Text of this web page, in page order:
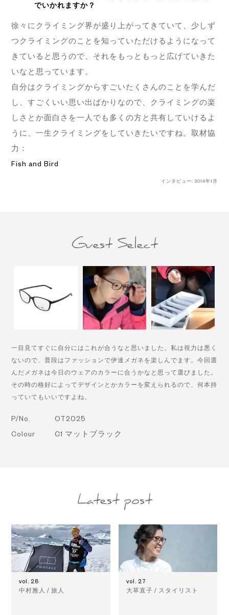
でいかれますか？
徐々にクライミング界が盛り上がってきていて、少しず
つクライミングのことを知っていただけるようになって
きていると思うので、それをもっともっと広げていきた
いなと思っています。
自分はクライミングからすごいたくさんのことを学んだ
し、すごくいい思い出ばかりなので、クライミングの楽
しさとか面白さを一人でも多くの方と共有していけるよ
うに、一生クライミングをしていきたいですね。取材協
力：
Fish and Bird
インタビュー: 2014年1月
Guest Select
一目見てすぐに自分にはこれが合うなと思いました。私は視力は悪く
ないので、普段はファッションで伊達メガネを楽しんでます。今回選
んだメガネは今日のウェアのカラーに合うかなと思って選びました。
その時の格好によってデザインとかカラーを変えられるので、何本持
っていてもいいですよね。
P/No. OT2025
Colour C1 マットブラック
Latest post
vol. 28
中村雅人 / 旅人
vol. 27
大草直子 / スタイリスト